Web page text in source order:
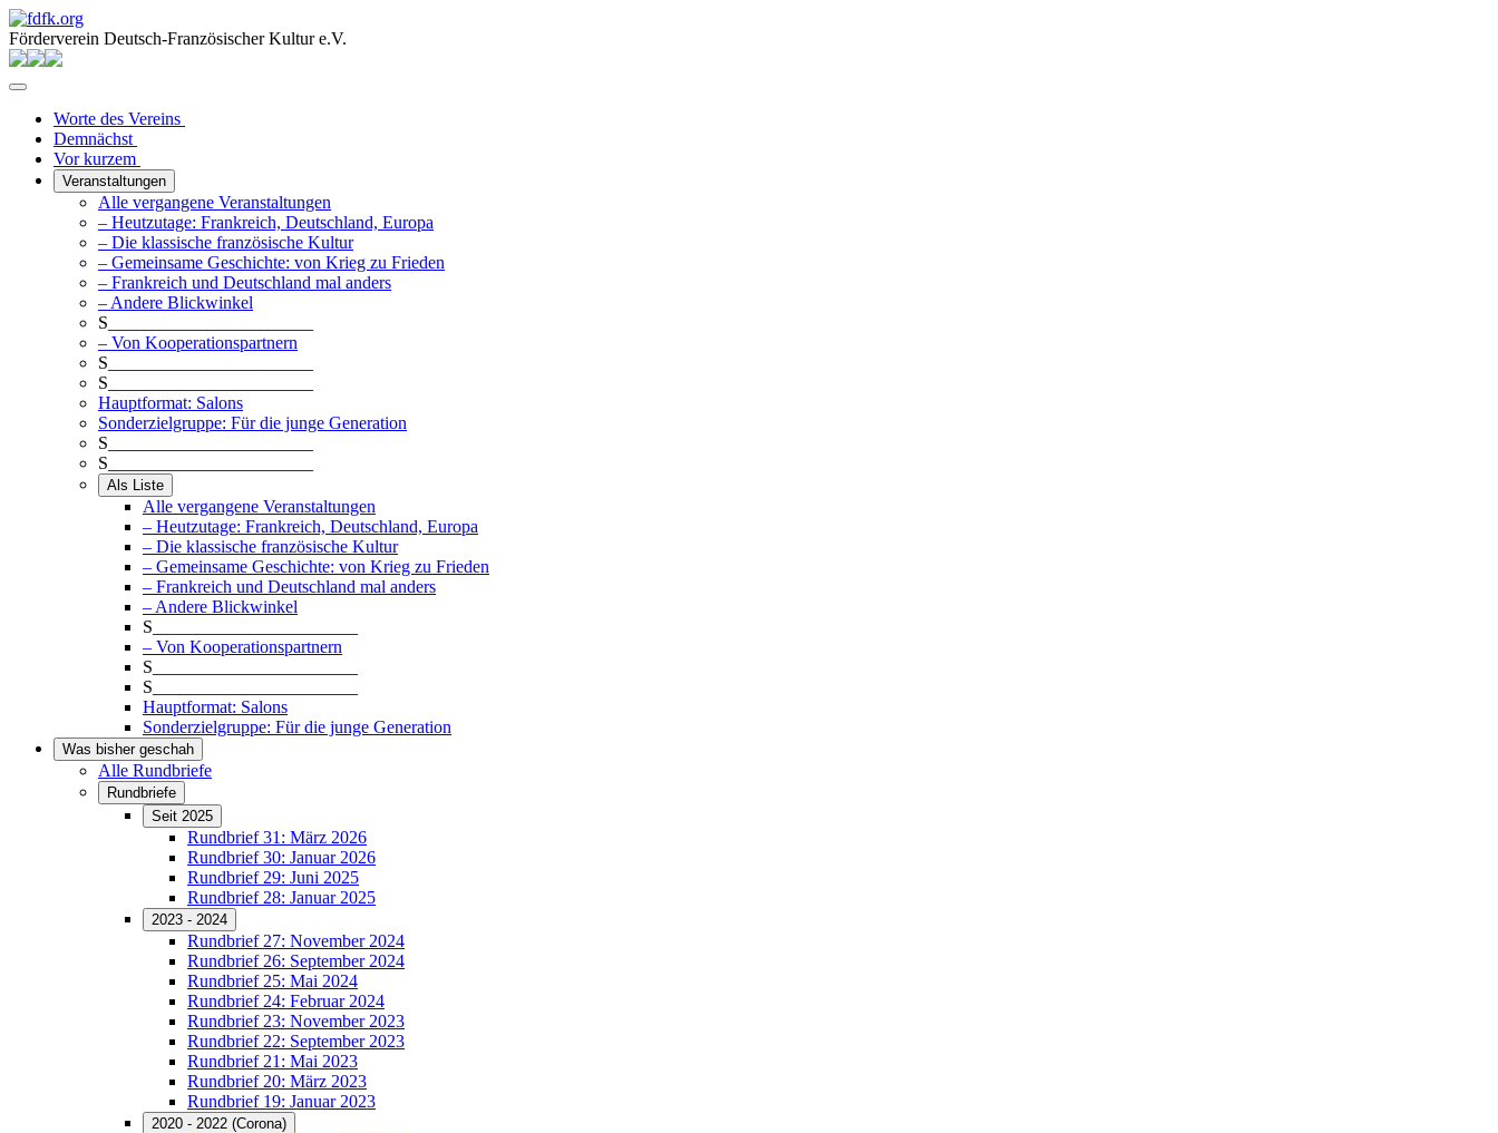
Förderverein Deutsch-Französischer Kultur e.V.
Worte des Vereins
Demnächst
Vor kurzem
Veranstaltungen
Alle vergangene Veranstaltungen
– Heutzutage: Frankreich, Deutschland, Europa
– Die klassische französische Kultur
– Gemeinsame Geschichte: von Krieg zu Frieden
– Frankreich und Deutschland mal anders
– Andere Blickwinkel
S_______________________
– Von Kooperationspartnern
S_______________________
S_______________________
Hauptformat: Salons
Sonderzielgruppe: Für die junge Generation
S_______________________
S_______________________
Als Liste
Alle vergangene Veranstaltungen
– Heutzutage: Frankreich, Deutschland, Europa
– Die klassische französische Kultur
– Gemeinsame Geschichte: von Krieg zu Frieden
– Frankreich und Deutschland mal anders
– Andere Blickwinkel
S_______________________
– Von Kooperationspartnern
S_______________________
S_______________________
Hauptformat: Salons
Sonderzielgruppe: Für die junge Generation
Was bisher geschah
Alle Rundbriefe
Rundbriefe
Seit 2025
Rundbrief 31: März 2026
Rundbrief 30: Januar 2026
Rundbrief 29: Juni 2025
Rundbrief 28: Januar 2025
2023 - 2024
Rundbrief 27: November 2024
Rundbrief 26: September 2024
Rundbrief 25: Mai 2024
Rundbrief 24: Februar 2024
Rundbrief 23: November 2023
Rundbrief 22: September 2023
Rundbrief 21: Mai 2023
Rundbrief 20: März 2023
Rundbrief 19: Januar 2023
2020 - 2022 (Corona)